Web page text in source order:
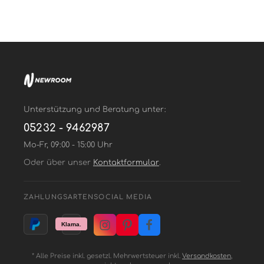
Unterstützung und Beratung unter:
05232 - 9462987
Mo-Fr, 09:00 - 15:00 Uhr
Oder über unser Kontaktformular.
ZAHLUNGSARTEN SOCIAL MEDIA
* Alle Preise inkl. gesetzl. Mehrwertsteuer inkl. Versandkosten,